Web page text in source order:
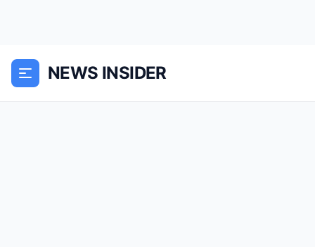
NEWS INSIDER